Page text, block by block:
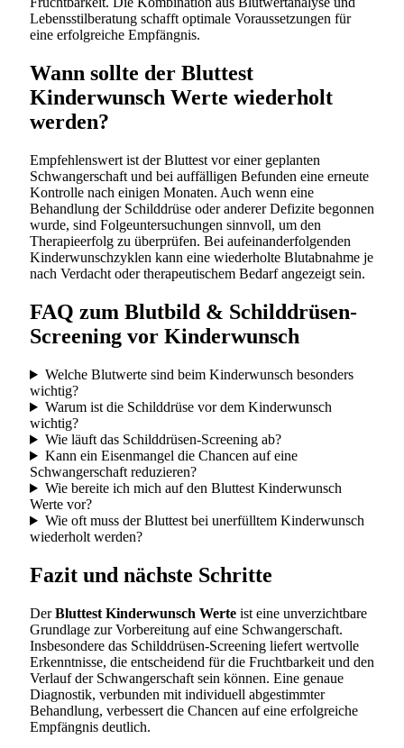
Lebensstilberatung schafft optimale Voraussetzungen für
eine erfolgreiche Empfängnis.
Wann sollte der Bluttest
Kinderwunsch Werte wiederholt
werden?
Empfehlenswert ist der Bluttest vor einer geplanten
Schwangerschaft und bei auffälligen Befunden eine erneute
Kontrolle nach einigen Monaten. Auch wenn eine
Behandlung der Schilddrüse oder anderer Defizite begonnen
wurde, sind Folgeuntersuchungen sinnvoll, um den
Therapieerfolg zu überprüfen. Bei aufeinanderfolgenden
Kinderwunschzyklen kann eine wiederholte Blutabnahme je
nach Verdacht oder therapeutischem Bedarf angezeigt sein.
FAQ zum Blutbild & Schilddrüsen-
Screening vor Kinderwunsch
Welche Blutwerte sind beim Kinderwunsch besonders
wichtig?
Warum ist die Schilddrüse vor dem Kinderwunsch
wichtig?
Wie läuft das Schilddrüsen-Screening ab?
Kann ein Eisenmangel die Chancen auf eine
Schwangerschaft reduzieren?
Wie bereite ich mich auf den Bluttest Kinderwunsch
Werte vor?
Wie oft muss der Bluttest bei unerfülltem Kinderwunsch
wiederholt werden?
Fazit und nächste Schritte
DerBluttest Kinderwunsch Werte ist eine unverzichtbare
Grundlage zur Vorbereitung auf eine Schwangerschaft.
Insbesondere das Schilddrüsen-Screening liefert wertvolle
Erkenntnisse, die entscheidend für die Fruchtbarkeit und den
Verlauf der Schwangerschaft sein können. Eine genaue
Diagnostik, verbunden mit individuell abgestimmter
Behandlung, verbessert die Chancen auf eine erfolgreiche
Empfängnis deutlich.